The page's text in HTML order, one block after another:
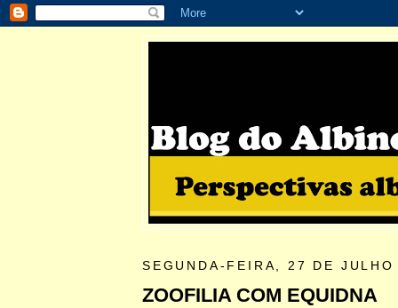
SEGUNDA-FEIRA, 27 DE
ZOOFILIA COM EQUIDNA